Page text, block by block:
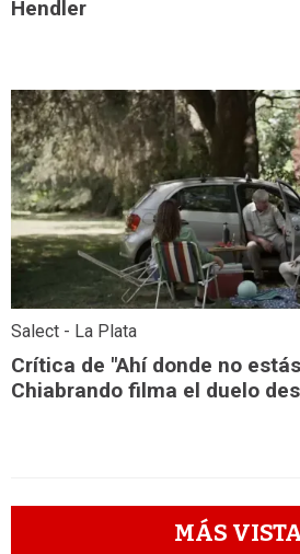
Hendler
Salect - La Plata
Crítica de "Ahí donde no
Chiabrando filma el duelo
MÁS